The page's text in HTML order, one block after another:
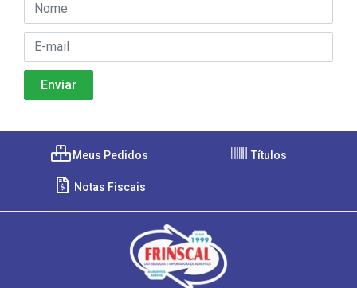
Meus Pedidos Títulos
Notas Fiscais